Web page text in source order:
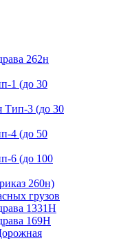
262н
1 (до 30
Тип-3 (до 30
4 (до 50
6 (до 100
260н)
грузов
1331Н
169Н